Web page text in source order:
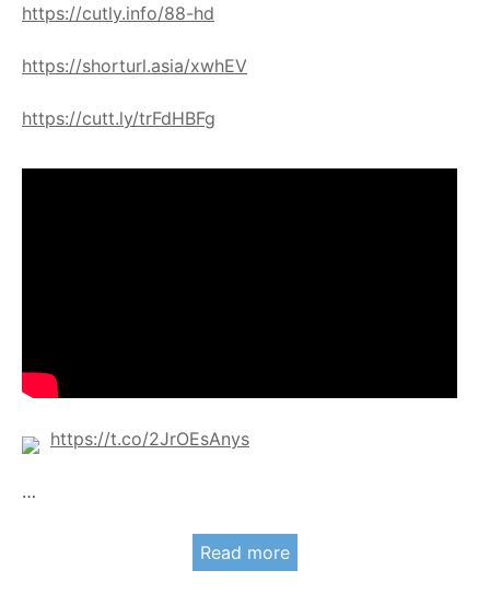
https://cutly.info/88-hd
https://shorturl.asia/xwhEV
https://cutt.ly/trFdHBFg
https://t.co/2JrOEsAnys
…
Read more